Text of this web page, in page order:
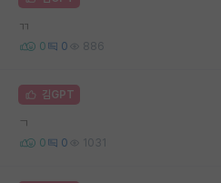
ㄲ
0 0 886
김GPT
ㄱ
0 0 1031